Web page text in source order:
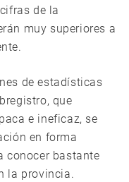
de la
muy superiores a
de estadísticas
que
e ineficaz, se
en forma
conocer bastante
la provincia.